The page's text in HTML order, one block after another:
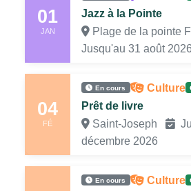
01
JAN
Jazz à la Pointe
Plage de la pointe
Jusqu'au 31 août 2026
04
FÉ
En cours Culture
Prêt de livre
Saint-Joseph
décembre 2026
En cours Culture